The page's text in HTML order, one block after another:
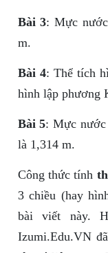
Bài 3: Mực
m.
Bài 4: Thể tích
hình lập phương
Bài 5: Mực nước
là 1,314 m.
Công thức tính
3 chiều (hay
bài viết này.
Izumi.Edu.VN